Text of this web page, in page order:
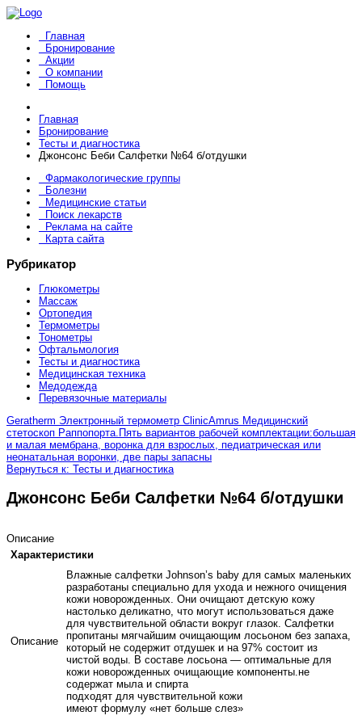
Главная
Бронирование
Акции
О компании
Помощь
Главная
Бронирование
Тесты и диагностика
Джонсонс Беби Салфетки №64 б/отдушки
Фармакологические группы
Болезни
Медицинские статьи
Поиск лекарств
Реклама на сайте
Карта сайта
Рубрикатор
Глюкометры
Массаж
Ортопедия
Термометры
Тонометры
Офтальмология
Тесты и диагностика
Медицинская техника
Медодежда
Перевязочные материалы
Geratherm Электронный термометр ClinicAmrus Медицинский
стетоскоп Раппопорта.Пять вариантов рабочей комплектации:большая
и малая мембрана, воронка для взрослых, педиатрическая или
неонатальная воронки, две пары запасны
Вернуться к: Тесты и диагностика
Джонсонс Беби Салфетки №64 б/отдушки
Описание
Характеристики
Описание
Влажные салфетки Johnson’s baby для самых маленьких
разработаны специально для ухода и нежного очищения
кожи новорожденных. Они очищают детскую кожу
настолько деликатно, что могут использоваться даже
для чувствительной области вокруг глазок. Салфетки
пропитаны мягчайшим очищающим лосьоном без запаха,
который не содержит отдушек и на 97% состоит из
чистой воды. В составе лосьона — оптимальные для
кожи новорожденных очищающие компоненты.не
содержат мыла и спирта
подходят для чувствительной кожи
имеют формулу «нет больше слез»